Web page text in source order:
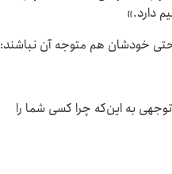
دارد.»
حتی خودشان هم متوجه آن نباشند:
به این‌که چرا کسی شما را